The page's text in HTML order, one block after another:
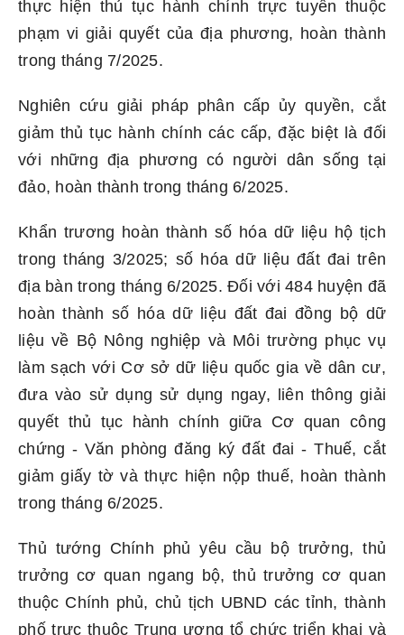
thực hiện thủ tục hành chính trực tuyến thuộc
phạm vi giải quyết của địa phương, hoàn thành
trong tháng 7/2025.
Nghiên cứu giải pháp phân cấp ủy quyền, cắt
giảm thủ tục hành chính các cấp, đặc biệt là đối
với những địa phương có người dân sống tại
đảo, hoàn thành trong tháng 6/2025.
Khẩn trương hoàn thành số hóa dữ liệu hộ tịch
trong tháng 3/2025; số hóa dữ liệu đất đai trên
địa bàn trong tháng 6/2025. Đối với 484 huyện đã
hoàn thành số hóa dữ liệu đất đai đồng bộ dữ
liệu về Bộ Nông nghiệp và Môi trường phục vụ
làm sạch với Cơ sở dữ liệu quốc gia về dân cư,
đưa vào sử dụng sử dụng ngay, liên thông giải
quyết thủ tục hành chính giữa Cơ quan công
chứng - Văn phòng đăng ký đất đai - Thuế, cắt
giảm giấy tờ và thực hiện nộp thuế, hoàn thành
trong tháng 6/2025.
Thủ tướng Chính phủ yêu cầu bộ trưởng, thủ
trưởng cơ quan ngang bộ, thủ trưởng cơ quan
thuộc Chính phủ, chủ tịch UBND các tỉnh, thành
phố trực thuộc Trung ương tổ chức triển khai và